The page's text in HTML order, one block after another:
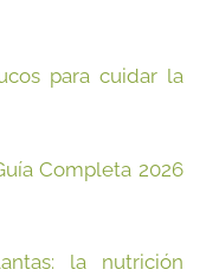
para cuidar la
Completa 2026
la nutrición